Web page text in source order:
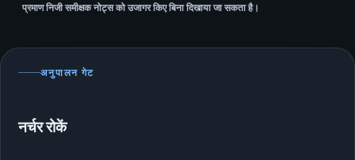
प्रमाण निजी समीक्षक नोट्स को उजागर किए बिना दिखाया जा सकता है।
अनुपालन गेट
नर्चर रोकें